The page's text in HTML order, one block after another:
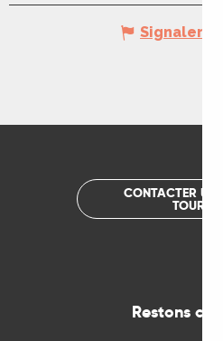
Signaler
CONTACTER UN
TOURISME
Restons